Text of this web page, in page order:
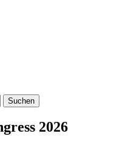
2026